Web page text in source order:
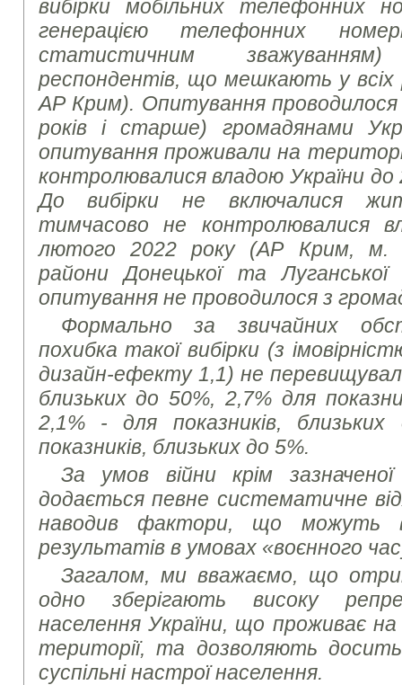
вибірки мобільних телефонних
генерацією телефонних
статистичним
респондентів, що мешкають у всіх
АР Крим). Опитування проводилося
років і старше) громадянами
опитування проживали на
контролювалися владою України
До вибірки не включалися
тимчасово не контролювалися
лютого 2022 року (АР Крим, м.
райони Донецької та
опитування не проводилося з
Формально за звичайних
похибка такої вибірки (з
дизайн-ефекту 1,1) не
близьких до 50%, 2,7% для
2,1% - для показників,
показників, близьких до 5%.
За умов війни крім
додається певне систематичне
наводив фактори, що можуть
результатів в умовах «воєнного
Загалом, ми вважаємо, що
одно зберігають високу
населення України, що проживає на
території, та дозволяють досить
суспільні настрої населення.